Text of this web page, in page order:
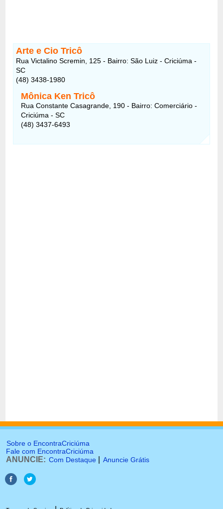
Arte e Cio Tricô
Rua Victalino Scremin, 125 - Bairro: São Luiz - Criciúma -
SC
(48) 3438-1980
Mônica Ken Tricô
Rua Constante Casagrande, 190 - Bairro: Comerciário -
Criciúma - SC
(48) 3437-6493
Sobre o EncontraCriciúma
Fale com EncontraCriciúma
ANUNCIE: Com Destaque Anuncie Grátis